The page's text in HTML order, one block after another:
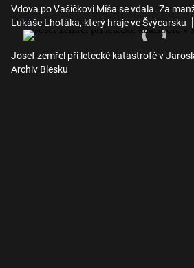
Vdova po Vašíčkovi Míša se vdala. Za
Lukáše Lhotáka, který hraje ve Švýcarsku
Josef zemřel při letecké katastrofě v
Archiv Blesku